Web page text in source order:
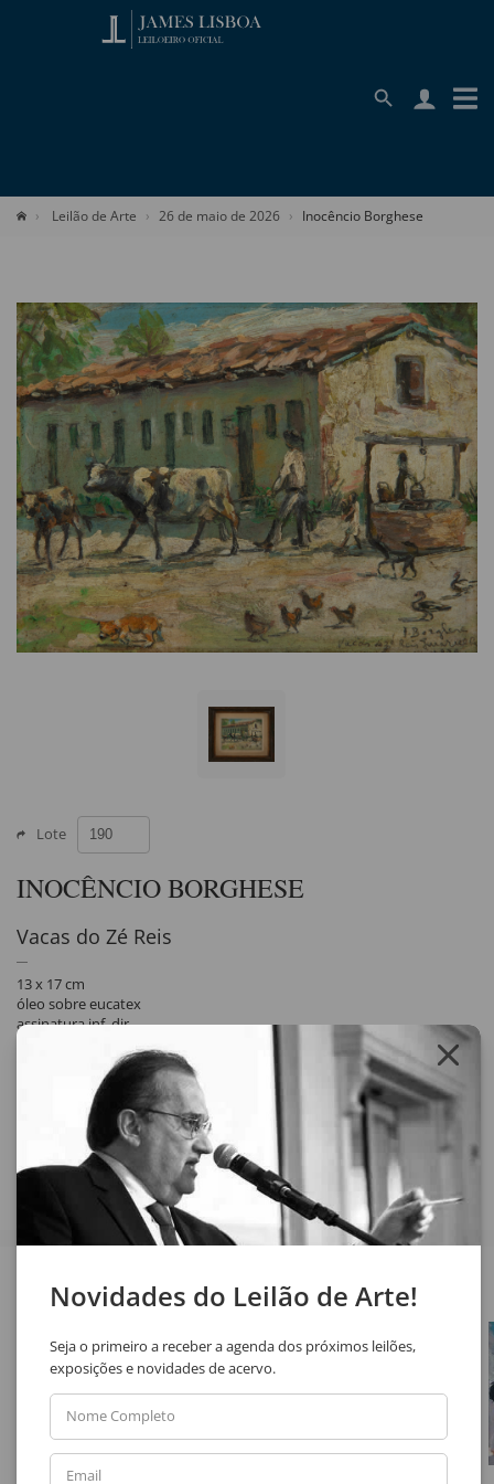
Leilão de Arte 26 de maio de 2026 Inocêncio Borghese
Lote
INOCÊNCIO BORGHESE
Vacas do Zé Reis
13 x 17 cm
óleo sobre eucatex
assinatura inf. dir.
Compartilhar
Novidades do Leilão de Arte!
Seja o primeiro a receber a agenda dos próximos leilões,
exposições e novidades de acervo.
Nome Completo
Email